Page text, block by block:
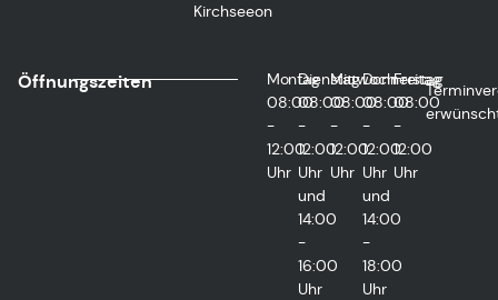
Kirchseeon
Öffnungszeiten
Montag
08:00
-
12:00
Uhr
Dienstag
08:00
-
12:00
Uhr
und
14:00
-
16:00
Uhr
Mittwoch
08:00
-
12:00
Uhr
Donnerstag
08:00
-
12:00
Uhr
und
14:00
-
18:00
Uhr
Freitag
08:00
-
12:00
Uhr